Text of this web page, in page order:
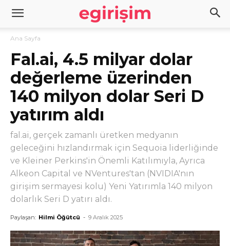
Ana Sayfa
Fal.ai, 4.5 milyar dolar
değerleme üzerinden
140 milyon dolar Seri D
yatırım aldı
fal.ai, gerçek zamanlı üretken medyanın
geleceğini hızlandırmak için Sequoia liderliğinde
ve Kleiner Perkins'in Önemli Katılımıyla, Ayrıca
Alkeon Capital ve NVentures'tan (NVIDIA'nın
girişim sermayesi kolu) Yeni Yatırımla 140 milyon
dolarlık Seri D yatırı aldı.
Paylaşan: Hilmi Öğütcü - 9 Aralık 2025